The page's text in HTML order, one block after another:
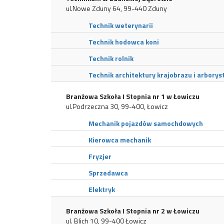
ul.Nowe Zduny 64, 99-440 Zduny
Technik weterynarii
Technik hodowca koni
Technik rolnik
Technik architektury krajobrazu i
Branżowa Szkoła I Stopnia nr 1 w Łowiczu
ul.Podrzeczna 30, 99-400, Łowicz
Mechanik pojazdów samochdowych
Kierowca mechanik
Fryzjer
Sprzedawca
Elektryk
Branżowa Szkoła I Stopnia nr 2 w Łowiczu
ul. Blich 10, 99-400 Łowicz